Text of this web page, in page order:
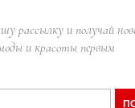
рассылку и получай
и красоты первым